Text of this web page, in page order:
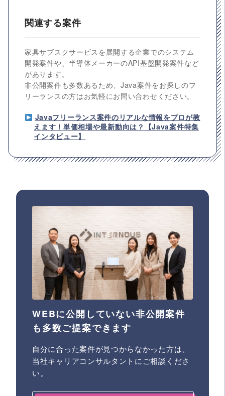
関連する案件
家具サブスクサービスを展開する企業でのシステム
開発案件や、半導体メーカーのAPI基盤開発案件など
があります。
非公開案件も多数あるため、Java案件をお探しのフ
リーランスの方はお気軽にお問い合わせください。
Javaフリーランス案件のリアルな情報をプロが教
えます！単価相場や最新動向は？【Java案件特集
インタビュー】
WEBに公開していない非公開案件
も多数ご提案できます
自分に合った案件が見つからなかった方は、
当社キャリアコンサルタントにご相談くださ
い。